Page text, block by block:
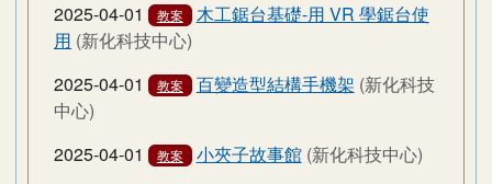
2025-04-01
教案
木工鋸台基礎-用 VR 學鋸台使
用 (新化科技中心)
2025-04-01
教案 百變造型結構手機架 (新化科技
中心)
2025-04-01
教案 小夾子故事館 (新化科技中心)